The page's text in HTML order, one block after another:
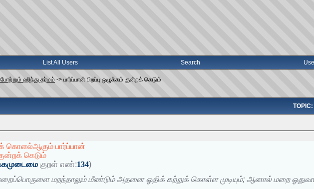
List All Users Search
போற்றும் ஹிந்து தர்மம் -> பார்ப்பான் பிறப்பு ஒழுக்கம் குன்றக் கெடும்
TOPIC:
கொளல்ஆகும் பார்ப்பான்
கெடும்
குறள் எண்:134)
மறந்தாலும் மீண்டும் அதனை ஓதிக் கற்றுக் கொள்ள முடியும்; ஆனால் மறை